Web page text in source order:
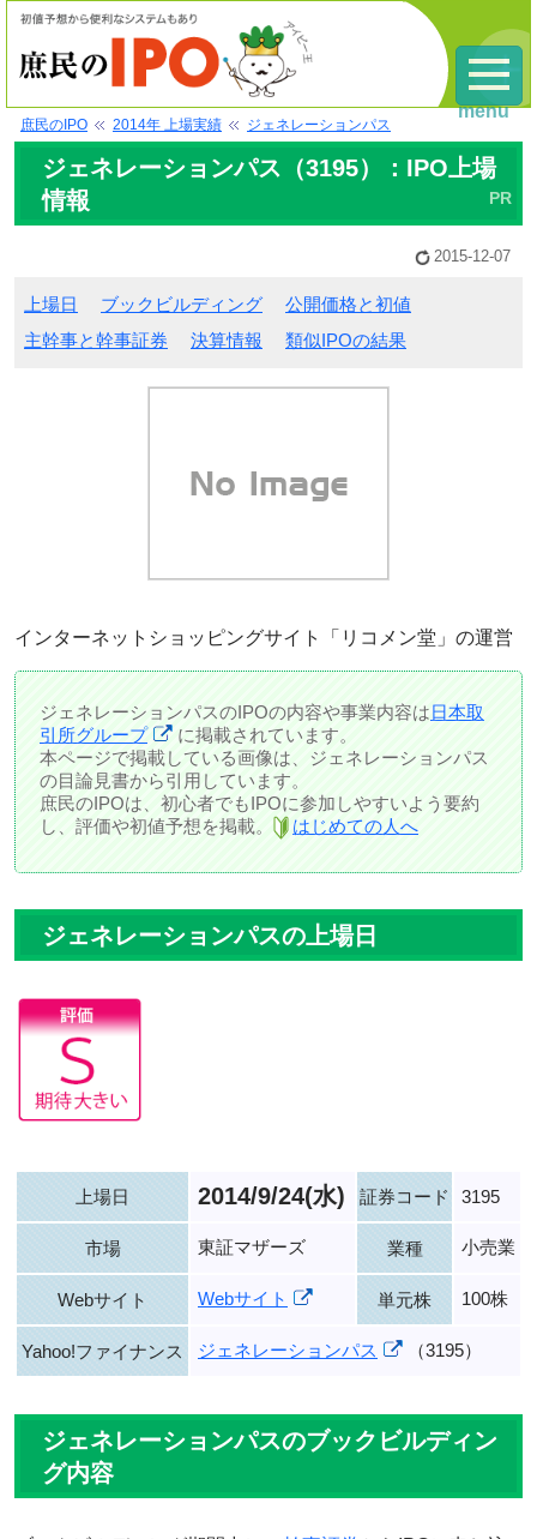
庶民のIPO 2014年 上場実績 ジェネレーションパス
ジェネレーションパス（3195）：IPO上場
情報
2015-12-07
上場日 ブックビルディング
公開価格と初値
主幹事と幹事証券
決算情報 類似IPOの結果
インターネットショッピングサイト「リコメン堂」の運営
ジェネレーションパスのIPOの内容や事業内容は日本取
引所グループ
に掲載されています。
本ページで掲載している画像は、ジェネレーションパス
の目論見書から引用しています。
庶民のIPOは、初心者でもIPOに参加しやすいよう要約
し、評価や初値予想を掲載。
はじめての人へ
ジェネレーションパスの上場日
上場日 2014/9/24(水) 証券コード 3195
市場 東証マザーズ 業種 小売業
Webサイト Webサイト 単元株 100株
Yahoo!ファイナンス ジェネレーションパス （3195）
ジェネレーションパスのブックビルディン
グ内容
menu